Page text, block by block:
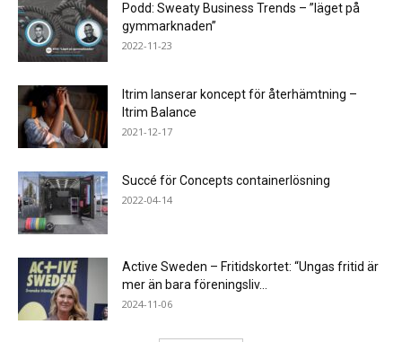
Podd: Sweaty Business Trends – ”läget på
gymmarknaden”
2022-11-23
Itrim lanserar koncept för återhämtning –
Itrim Balance
2021-12-17
Succé för Concepts containerlösning
2022-04-14
Active Sweden – Fritidskortet: “Ungas fritid är
mer än bara föreningsliv...
2024-11-06